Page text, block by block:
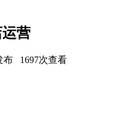
运营
布 1697次查看